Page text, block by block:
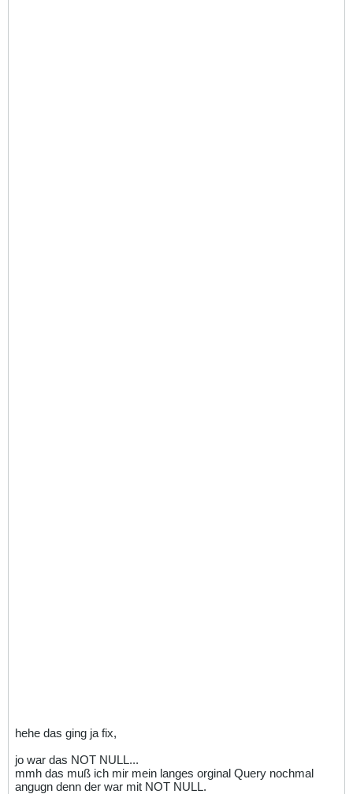
hehe das ging ja fix,
jo war das NOT NULL...
mmh das muß ich mir mein langes orginal Query nochmal
angugn denn der war mit NOT NULL.